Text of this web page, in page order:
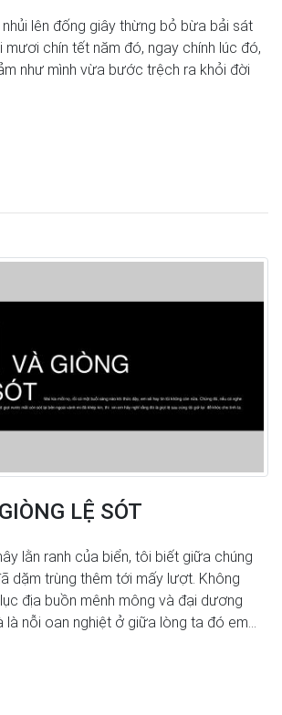
lên đống giây thừng bỏ bừa bải sát
mươi chín tết năm đó, ngay chính lúc đó,
như mình vừa bước trệch ra khỏi đời
LỆ SÓT
lằn ranh của biển, tôi biết giữa chúng
dặm trùng thêm tới mấy lượt. Không
địa buồn mênh mông và đại dương
là nỗi oan nghiệt ở giữa lòng ta đó em...